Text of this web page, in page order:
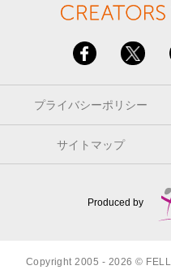
プライバシーポリシー
サイトマップ
Produced by
Copyright 2005 - 2026 ©